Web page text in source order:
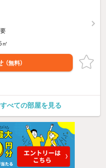
㎡
（無料）
べての部屋を見る